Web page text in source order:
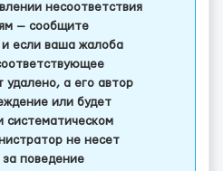
несоответствия
— сообщите
если ваша жалоба
удалено, а его автор
или будет
систематическом
не несет
поведение